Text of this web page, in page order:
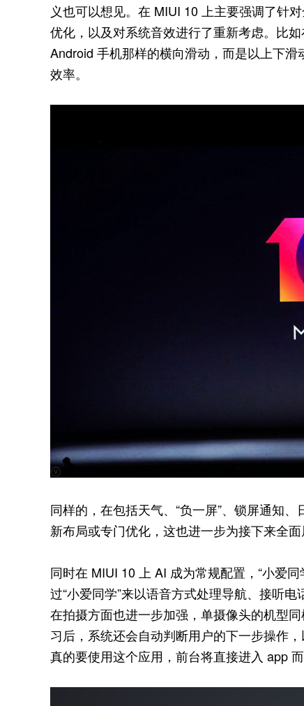
义也可以想见。在 MIUI 10 上主要强调了针
优化，以及对系统音效进行了重新考虑。比
Android 手机那样的横向滑动，而是以上下
效率。
同样的，在包括天气、“负一屏”、锁屏通知
新布局或专门优化，这也进一步为接下来全
同时在 MIUI 10 上 AI 成为常规配置，“小爱
过“小爱同学”来以语音方式处理导航、接听
在拍摄方面也进一步加强，单摄像头的机型
习后，系统还会自动判断用户的下一步操作
真的要使用这个应用，前台将直接进入 app 而